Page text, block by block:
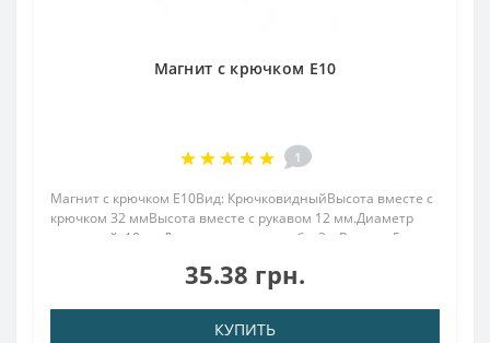
Магнит с крючком E10
1
Магнит с крючком E10Вид: КрючковидныйВысота вместе с
крючком 32 ммВысота вместе с рукавом 12 мм.Диаметр
наружный: 10 ммДиаметр внутр. резьба: 3.мВысота: 5
N38Сцепление прибл.: 3,00 кгТемператур..
35.38 грн.
КУПИТЬ